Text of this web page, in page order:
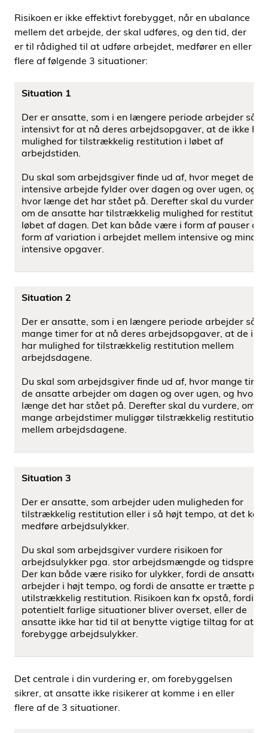
Risikoen er ikke effektivt forebygget, når en ubalance
mellem det arbejde, der skal udføres, og den tid, der
er til rådighed til at udføre arbejdet, medfører en eller
ﬂere af følgende 3 situationer:
Situation 1
Der er ansatte, som i en længere periode arbejder så
intensivt for at nå deres arbejdsopgaver, at de ikke har
mulighed for tilstrækkelig restitution i løbet af
arbejdstiden.
Du skal som arbejdsgiver ﬁnde ud af, hvor meget det
intensive arbejde fylder over dagen og over ugen, og
hvor længe det har stået på. Derefter skal du vurdere,
om de ansatte har tilstrækkelig mulighed for restitution
løbet af dagen. Det kan både være i form af pauser og i
form af variation i arbejdet mellem intensive og mindre
intensive opgaver.
Situation 2
Der er ansatte, som i en længere periode arbejder så
mange timer for at nå deres arbejdsopgaver, at de ikke
har mulighed for tilstrækkelig restitution mellem
arbejdsdagene.
Du skal som arbejdsgiver ﬁnde ud af, hvor mange timer
de ansatte arbejder om dagen og over ugen, og hvor
længe det har stået på. Derefter skal du vurdere, om
mange arbejdstimer muliggør tilstrækkelig restitution
mellem arbejdsdagene.
Situation 3
Der er ansatte, som arbejder uden muligheden for
tilstrækkelig restitution eller i så højt tempo, at det kan
medføre arbejdsulykker.
Du skal som arbejdsgiver vurdere risikoen for
arbejdsulykker pga. stor arbejdsmængde og tidspres.
Der kan både være risiko for ulykker, fordi de ansatte
arbejder i højt tempo, og fordi de ansatte er trætte
utilstrækkelig restitution. Risikoen kan fx opstå, fordi
potentielt farlige situationer bliver overset, eller de
ansatte ikke har tid til at benytte vigtige tiltag for at
forebygge arbejdsulykker.
Det centrale i din vurdering er, om forebyggelsen
sikrer, at ansatte ikke risikerer at komme i en eller
ﬂere af de 3 situationer.